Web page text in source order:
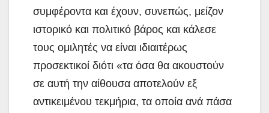
συμφέροντα και έχουν, συνεπώς, μείζον
ιστορικό και πολιτικό βάρος και κάλεσε
τους ομιλητές να είναι ιδιαιτέρως
προσεκτικοί διότι «τα όσα θα ακουστούν
σε αυτή την αίθουσα αποτελούν εξ
αντικειμένου τεκμήρια, τα οποία ανά πάσα